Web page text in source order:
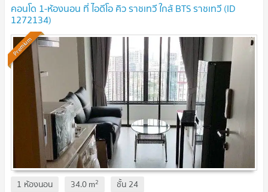
คอนโด 1-ห้องนอน ที่ ไอดีโอ คิว ราชเทวี ใกล้ BTS ราชเทวี (ID
1272134)
Premium
1 ห้องนอน 34.0m2 ชั้น 24